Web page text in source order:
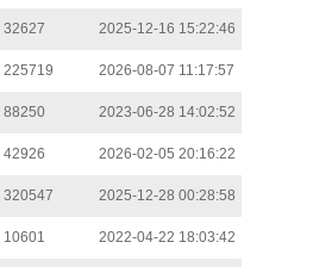
32627 2025-12-16 15:22:46
225719 2026-08-07 11:17:57
88250 2023-06-28 14:02:52
42926 2026-02-05 20:16:22
320547 2025-12-28 00:28:58
10601 2022-04-22 18:03:42